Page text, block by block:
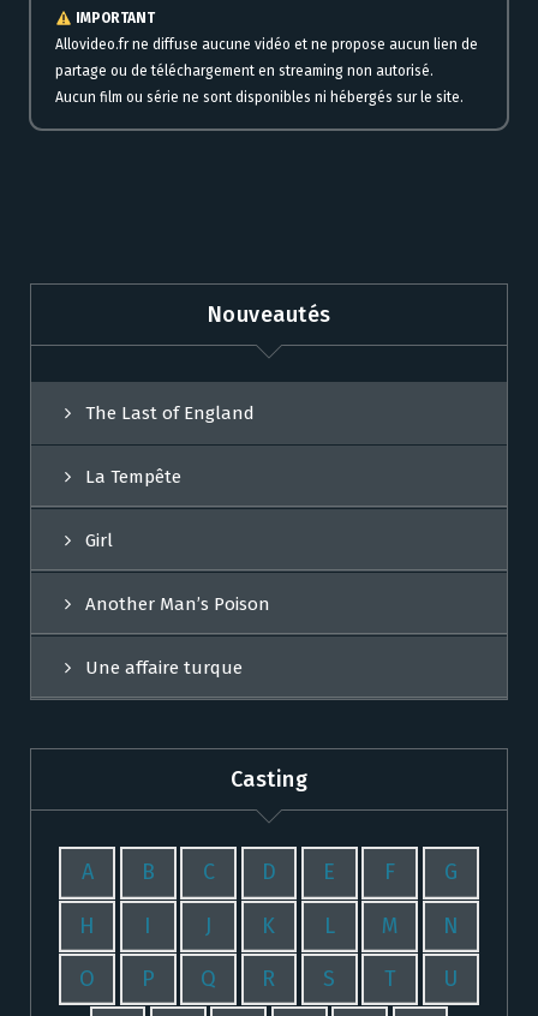
IMPORTANT
Allovideo.fr ne diffuse aucune vidéo et ne propose aucun lien de
partage ou de téléchargement en streaming non autorisé.
Aucun film ou série ne sont disponibles ni hébergés sur le site.
Nouveautés
The Last of England
La Tempête
Girl
Another Man’s Poison
Une affaire turque
Casting
A B C D E F G
H I J K L M N
O P Q R S T U